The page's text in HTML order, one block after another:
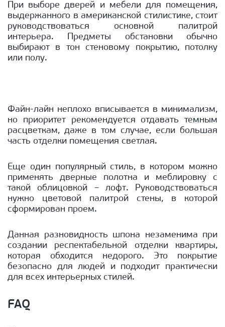
При выборе дверей и мебели для помещения,
выдержанного в американской стилистике, стоит
руководствоваться основной палитрой
интерьера. Предметы обстановки обычно
выбирают в тон стеновому покрытию, потолку
или полу.
Файн-лайн неплохо вписывается в минимализм,
но приоритет рекомендуется отдавать темным
расцветкам, даже в том случае, если большая
часть отделки помещения светлая.
Еще один популярный стиль, в котором можно
применять дверные полотна и меблировку с
такой облицовкой – лофт. Руководствоваться
нужно цветовой палитрой стены, в которой
сформирован проем.
Данная разновидность шпона незаменима при
создании респектабельной отделки квартиры,
которая обходится недорого. Это покрытие
безопасно для людей и подходит практически
для всех интерьерных стилей.
FAQ